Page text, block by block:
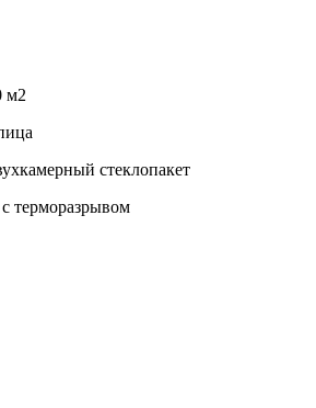
м2
стеклопакет
терморазрывом